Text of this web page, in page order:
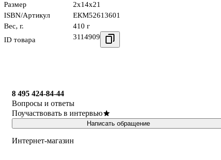
Размер
2x14x21
ISBN/Артикул
ЕКМ52613601
Вес, г.
410 г
ID товара
3114909
8 495 424-84-44
Вопросы и ответы
Поучаствовать в интервью
Написать обращение
Интернет-магазин